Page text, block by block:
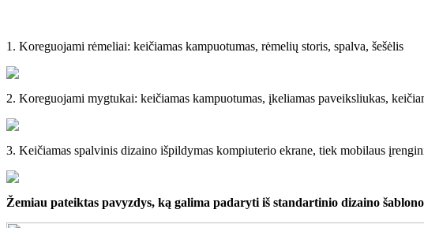
1. Koreguojami rėmeliai: keičiamas kampuotumas, rėmelių storis, spalva, šešėlis
2. Koreguojami mygtukai: keičiamas kampuotumas, įkeliamas paveiksliukas,
3. Keičiamas spalvinis dizaino išpildymas kompiuterio ekrane, tiek mobilaus
Žemiau pateiktas pavyzdys, ką galima padaryti iš standartinio dizaino